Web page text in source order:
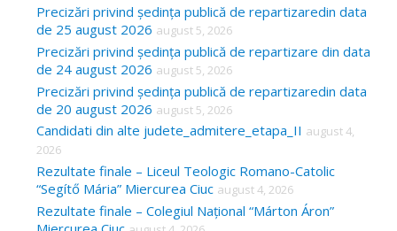
Precizări privind ședința publică de repartizaredin data
de 25 august 2026 august 5, 2026
Precizări privind ședința publică de repartizare din data
de 24 august 2026 august 5, 2026
Precizări privind ședința publică de repartizaredin data
de 20 august 2026 august 5, 2026
Candidati din alte judete_admitere_etapa_II august 4,
2026
Rezultate finale – Liceul Teologic Romano-Catolic
“Segítő Mária” Miercurea Ciuc august 4, 2026
Rezultate finale – Colegiul Național “Márton Áron”